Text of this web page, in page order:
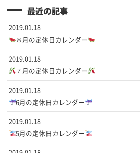
最近の記事
2019.01.18
８月の定休日カレンダー
2019.01.18
７月の定休日カレンダー
2019.01.18
6月の定休日カレンダー
2019.01.18
5月の定休日カレンダー